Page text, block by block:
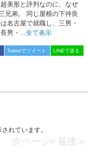
美形と評判なのに、なぜ
兄弟。 同じ屋根の下仲良
名古屋で就職し、三男・
男・...全て表示
Twitterでツイート LINEで送る
れています。
次ページ> 最後≫